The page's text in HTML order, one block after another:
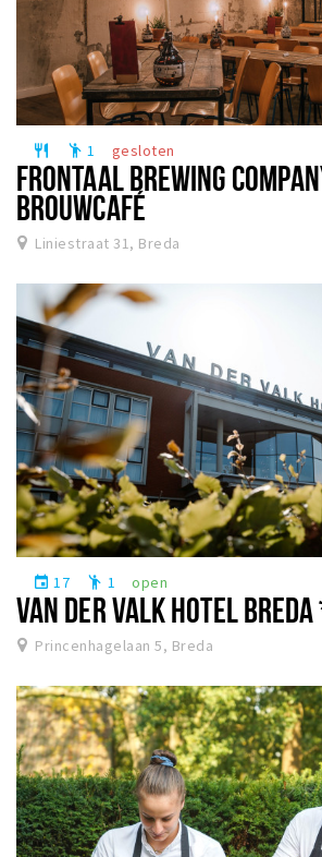
restaurant emoji_people 1 gesloten
FRONTAAL BREWING
BROUWCAFÉ
Liniestraat 31, Breda
event 17 emoji_people 1 open
VAN DER VALK HOTEL
Princenhagelaan 5, Breda